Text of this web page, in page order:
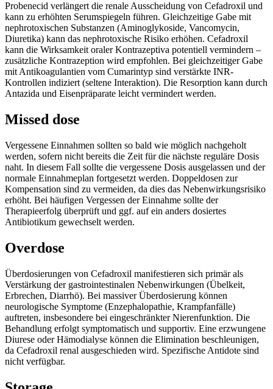
Probenecid verlängert die renale Ausscheidung von Cefadroxil und
kann zu erhöhten Serumspiegeln führen. Gleichzeitige Gabe mit
nephrotoxischen Substanzen (Aminoglykoside, Vancomycin,
Diuretika) kann das nephrotoxische Risiko erhöhen. Cefadroxil
kann die Wirksamkeit oraler Kontrazeptiva potentiell vermindern –
zusätzliche Kontrazeption wird empfohlen. Bei gleichzeitiger Gabe
mit Antikoagulantien vom Cumarintyp sind verstärkte INR-
Kontrollen indiziert (seltene Interaktion). Die Resorption kann durch
Antazida und Eisenpräparate leicht vermindert werden.
Missed dose
Vergessene Einnahmen sollten so bald wie möglich nachgeholt
werden, sofern nicht bereits die Zeit für die nächste reguläre Dosis
naht. In diesem Fall sollte die vergessene Dosis ausgelassen und der
normale Einnahmeplan fortgesetzt werden. Doppeldosen zur
Kompensation sind zu vermeiden, da dies das Nebenwirkungsrisiko
erhöht. Bei häufigen Vergessen der Einnahme sollte der
Therapieerfolg überprüft und ggf. auf ein anders dosiertes
Antibiotikum gewechselt werden.
Overdose
Überdosierungen von Cefadroxil manifestieren sich primär als
Verstärkung der gastrointestinalen Nebenwirkungen (Übelkeit,
Erbrechen, Diarrhö). Bei massiver Überdosierung können
neurologische Symptome (Enzephalopathie, Krampfanfälle)
auftreten, insbesondere bei eingeschränkter Nierenfunktion. Die
Behandlung erfolgt symptomatisch und supportiv. Eine erzwungene
Diurese oder Hämodialyse können die Elimination beschleunigen,
da Cefadroxil renal ausgeschieden wird. Spezifische Antidote sind
nicht verfügbar.